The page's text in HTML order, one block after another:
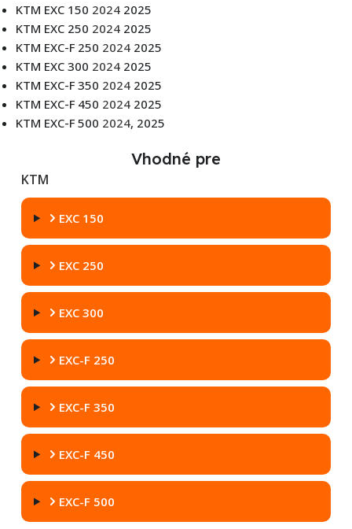
KTM EXC 150 2024 2025
KTM EXC 250 2024 2025
KTM EXC-F 250 2024 2025
KTM EXC 300 2024 2025
KTM EXC-F 350 2024 2025
KTM EXC-F 450 2024 2025
KTM EXC-F 500 2024, 2025
Vhodné pre
KTM
EXC 150
EXC 250
EXC 300
EXC-F 250
EXC-F 350
EXC-F 450
EXC-F 500